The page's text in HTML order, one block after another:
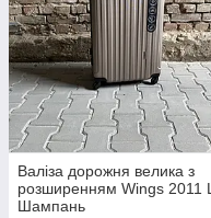
Валіза дорожня велика з
розширенням Wings 2011 L
Шампань